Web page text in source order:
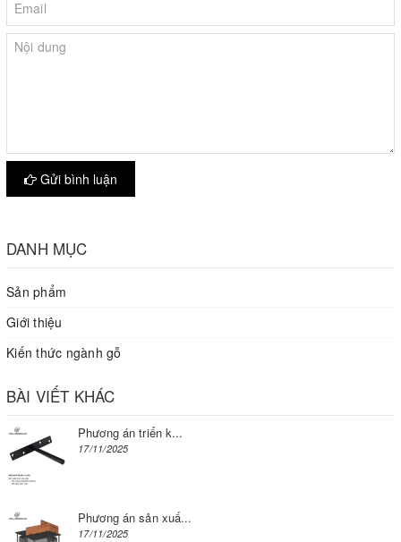
Gửi bình luận
DANH MỤC
Sản phẩm
Giới thiệu
Kiến thức ngành gỗ
BÀI VIẾT KHÁC
Phương án triển k...
17/11/2025
Phương án sản xuấ...
17/11/2025